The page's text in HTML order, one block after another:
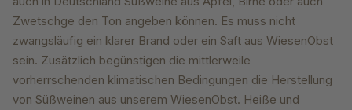
Zwetschge den Ton angeben können. Es muss nicht
zwangsläufig ein klarer Brand oder ein Saft aus WiesenObst
sein. Zusätzlich begünstigen die mittlerweile
vorherrschenden klimatischen Bedingungen die Herstellung
von Süßweinen aus unserem WiesenObst. Heiße und